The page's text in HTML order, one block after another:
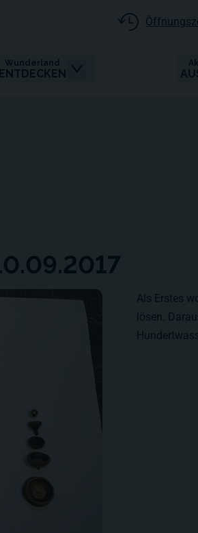
Wunderland
ENTDECKEN
Als Erstes
lösen.